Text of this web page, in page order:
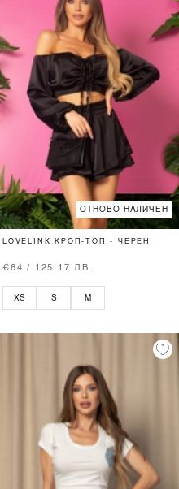
ОТНОВО НАЛИЧЕН
LOVELINK КРОП-ТОП - ЧЕРЕН
€64 / 125.17 ЛВ.
XS S M